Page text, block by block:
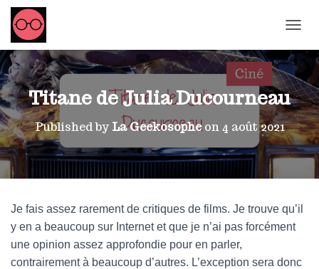
Titane de Julia Ducourneau
Published byLa Geekosopheon4 août 2021
Je fais assez rarement de critiques de films. Je trouve qu’il
y en a beaucoup sur Internet et que je n’ai pas forcément
une opinion assez approfondie pour en parler,
contrairement à beaucoup d’autres. L’exception sera donc